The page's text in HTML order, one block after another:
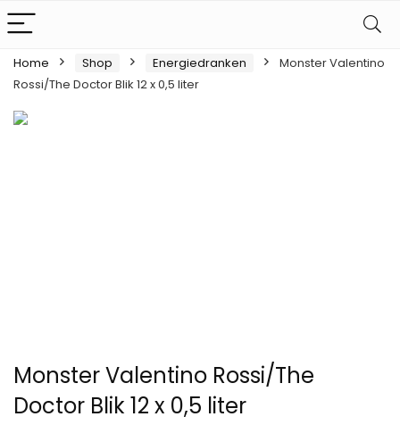
Home Shop Energiedranken
Monster Valentino
Rossi/The Doctor Blik 12 x 0,5 liter
Monster Valentino Rossi/The
Doctor Blik 12 x 0,5 liter